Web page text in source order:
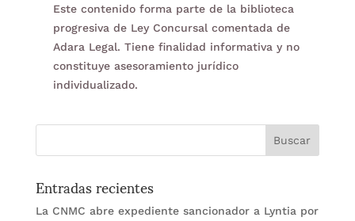
Este contenido forma parte de la biblioteca
progresiva de Ley Concursal comentada de
Adara Legal. Tiene finalidad informativa y no
constituye asesoramiento jurídico
individualizado.
Entradas recientes
La CNMC abre expediente sancionador a Lyntia por